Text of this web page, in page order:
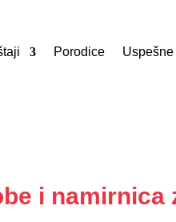
Porodice
i